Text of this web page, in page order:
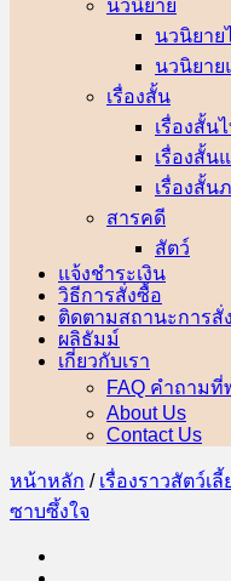
นวนิยาย
นวนิยาย
นวนิยาย
เรื่องสั้น
เรื่องสั้น
เรื่องสั้น
เรื่องสั้น
สารคดี
สัตว์
แจ้งชำระเงิน
วิธีการสั่งซื้อ
ติดตามสถานะการสั่
ผลิธัมม์
เกี่ยวกับเรา
FAQ คำถามที่
About Us
Contact Us
หน้าหลัก / เรื่องราวสัตว์เ
ซาบซึ้งใจ